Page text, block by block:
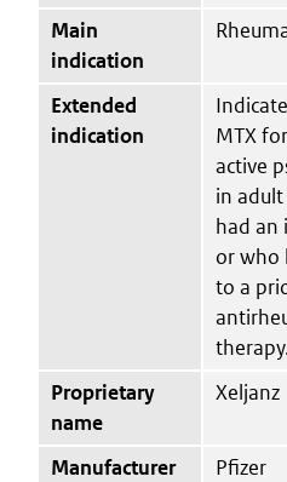
Main
indication
Extended
indication
MTX
active
in
had an
or who
to a
Proprietary
name
Xeljanz
Manufacturer
Pfizer